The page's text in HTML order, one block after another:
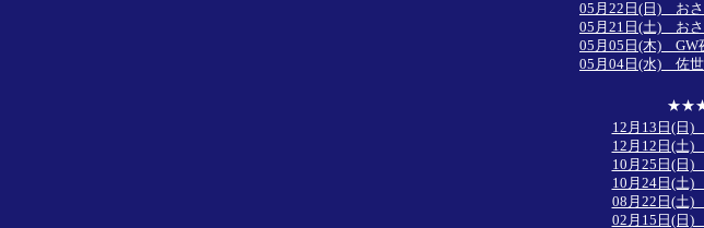
05月22日(日) おさ
05月21日(土) おさ
05月05日(木) GW
05月04日(水) 佐世
★★★
12月13日(日)
12月12日(土)
10月25日(日)
10月24日(土)
08月22日(土)
02月15日(日)